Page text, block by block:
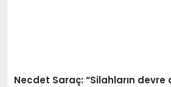
Necdet Saraç: “Silahların devre